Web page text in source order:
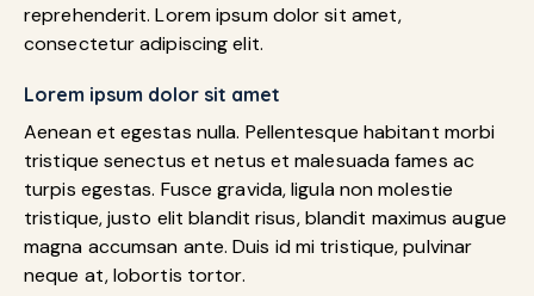
reprehenderit. Lorem ipsum dolor sit amet,
consectetur adipiscing elit.
Lorem ipsum dolor sit amet
Aenean et egestas nulla. Pellentesque habitant morbi
tristique senectus et netus et malesuada fames ac
turpis egestas. Fusce gravida, ligula non molestie
tristique, justo elit blandit risus, blandit maximus augue
magna accumsan ante. Duis id mi tristique, pulvinar
neque at, lobortis tortor.